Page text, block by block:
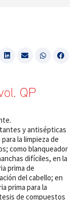
QP
y antisépticas
la limpieza de
como blanqueador
difíciles, en la
prima de
del cabello; en
prima para la
de compuestos